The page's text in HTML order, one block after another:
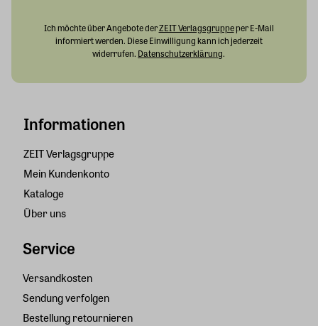
Informationen
ZEIT Verlagsgruppe
Mein Kundenkonto
Kataloge
Über uns
Service
Versandkosten
Sendung verfolgen
Bestellung retournieren
Ich möchte über Angebote derZEIT Verlagsgruppeper E-Mail
informiert werden. Diese Einwilligung kann ich jederzeit
widerrufen. Datenschutzerklärung.